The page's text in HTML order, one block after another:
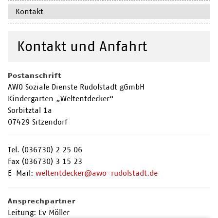
Kontakt
Kontakt und Anfahrt
Postanschrift
AWO Soziale Dienste Rudolstadt gGmbH
Kindergarten „Weltentdecker“
Sorbitztal 1a
07429 Sitzendorf
Tel. (036730) 2 25 06
Fax (036730) 3 15 23
E-Mail: weltentdecker@awo-rudolstadt.de
Ansprechpartner
Leitung: Ev Möller